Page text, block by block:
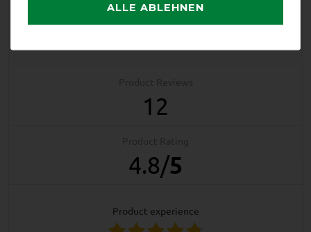
Bucas Smartex Turnout
12
4.8/5
product experience
ALLE ABLEHNEN